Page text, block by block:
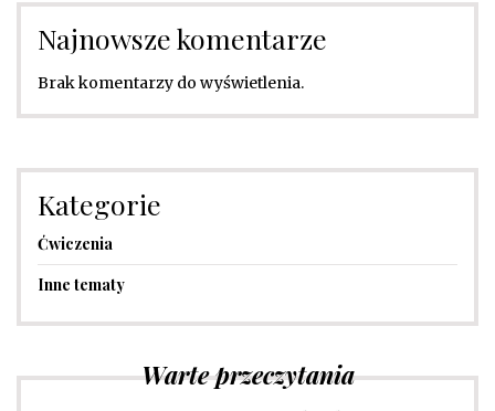
Najnowsze komentarze
Brak komentarzy do wyświetlenia.
Kategorie
Ćwiczenia
Inne tematy
Warte przeczytania